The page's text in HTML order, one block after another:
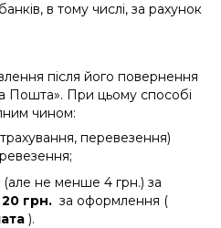
в тому числі, за рахунок
після його повернення
Пошта». При цьому способі
чином:
перевезення)
(але не менше 4 грн.) за
20 грн. за оформлення (
).